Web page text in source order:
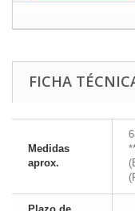
FICHA
Medidas
aprox.